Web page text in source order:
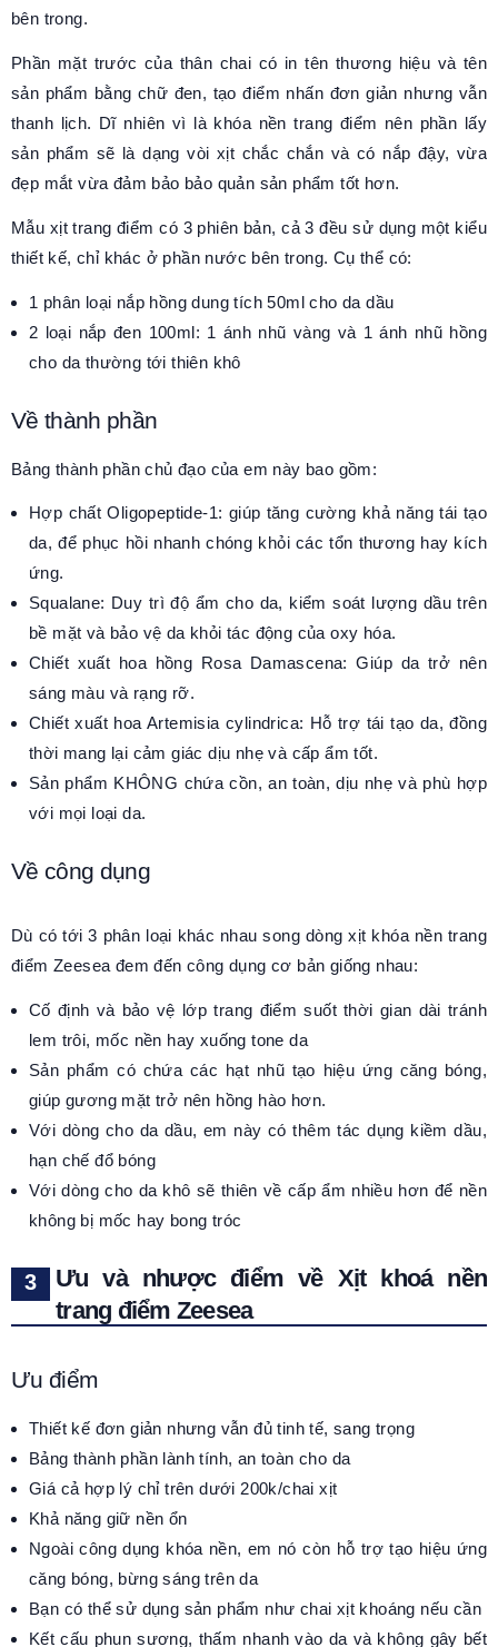
bên trong.
Phần mặt trước của thân chai có in tên thương hiệu và tên
sản phẩm bằng chữ đen, tạo điểm nhấn đơn giản nhưng vẫn
thanh lịch. Dĩ nhiên vì là khóa nền trang điểm nên phần lấy
sản phẩm sẽ là dạng vòi xịt chắc chắn và có nắp đậy, vừa
đẹp mắt vừa đảm bảo bảo quản sản phẩm tốt hơn.
Mẫu xịt trang điểm có 3 phiên bản, cả 3 đều sử dụng một kiểu
thiết kế, chỉ khác ở phần nước bên trong. Cụ thể có:
1 phân loại nắp hồng dung tích 50ml cho da dầu
2 loại nắp đen 100ml: 1 ánh nhũ vàng và 1 ánh nhũ hồng
cho da thường tới thiên khô
Về thành phần
Bảng thành phần chủ đạo của em này bao gồm:
Hợp chất Oligopeptide-1: giúp tăng cường khả năng tái tạo
da, để phục hồi nhanh chóng khỏi các tổn thương hay kích
ứng.
Squalane: Duy trì độ ẩm cho da, kiểm soát lượng dầu trên
bề mặt và bảo vệ da khỏi tác động của oxy hóa.
Chiết xuất hoa hồng Rosa Damascena: Giúp da trở nên
sáng màu và rạng rỡ.
Chiết xuất hoa Artemisia cylindrica: Hỗ trợ tái tạo da, đồng
thời mang lại cảm giác dịu nhẹ và cấp ẩm tốt.
Sản phẩm KHÔNG chứa cồn, an toàn, dịu nhẹ và phù hợp
với mọi loại da.
Về công dụng
Dù có tới 3 phân loại khác nhau song dòng xịt khóa nền trang
điểm Zeesea đem đến công dụng cơ bản giống nhau:
Cố định và bảo vệ lớp trang điểm suốt thời gian dài tránh
lem trôi, mốc nền hay xuống tone da
Sản phẩm có chứa các hạt nhũ tạo hiệu ứng căng bóng,
giúp gương mặt trở nên hồng hào hơn.
Với dòng cho da dầu, em này có thêm tác dụng kiềm dầu,
hạn chế đổ bóng
Với dòng cho da khô sẽ thiên về cấp ẩm nhiều hơn để nền
không bị mốc hay bong tróc
Ưu và nhược điểm về Xịt khoá nền
trang điểm Zeesea
Ưu điểm
Thiết kế đơn giản nhưng vẫn đủ tinh tế, sang trọng
Bảng thành phần lành tính, an toàn cho da
Giá cả hợp lý chỉ trên dưới 200k/chai xịt
Khả năng giữ nền ổn
Ngoài công dụng khóa nền, em nó còn hỗ trợ tạo hiệu ứng
căng bóng, bừng sáng trên da
Bạn có thể sử dụng sản phẩm như chai xịt khoáng nếu cần
Kết cấu phun sương, thấm nhanh vào da và không gây bết